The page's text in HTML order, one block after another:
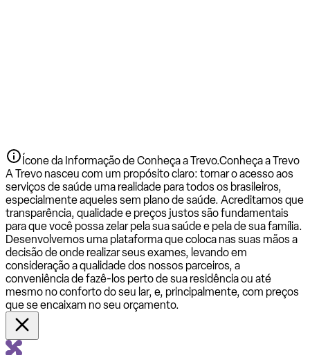
Ícone da Informação de Conheça a Trevo.Conheça a Trevo
A Trevo nasceu com um propósito claro: tornar o acesso aos
serviços de saúde uma realidade para todos os brasileiros,
especialmente aqueles sem plano de saúde. Acreditamos que
transparência, qualidade e preços justos são fundamentais
para que você possa zelar pela sua saúde e pela de sua família.
Desenvolvemos uma plataforma que coloca nas suas mãos a
decisão de onde realizar seus exames, levando em
consideração a qualidade dos nossos parceiros, a
conveniência de fazê-los perto de sua residência ou até
mesmo no conforto do seu lar, e, principalmente, com preços
que se encaixam no seu orçamento.